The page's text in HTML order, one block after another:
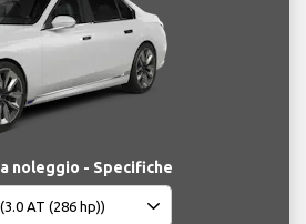
noleggio - Specifiche